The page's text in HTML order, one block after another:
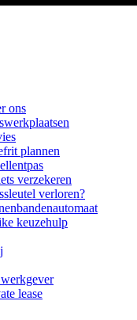
ons
plannen
verzekeren
verloren?
keuzehulp
lease